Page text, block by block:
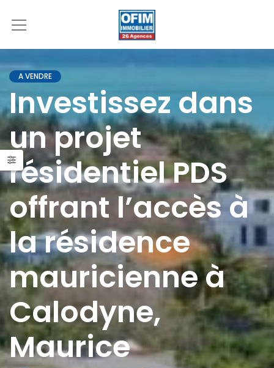
A VENDRE
Investissez dans
un projet
résidentiel PDS
offrant l’accès à
la résidence
mauricienne à
Calodyne,
Maurice